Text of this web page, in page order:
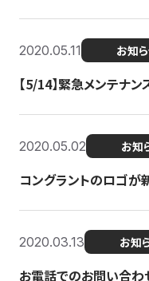
2020.05.11 お知
【5/14】緊急メンテナ
2020.05.02 お知
コングラントのロゴが
2020.03.13 お知
お電話でのお問い合